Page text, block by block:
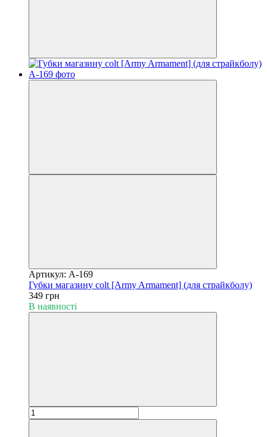
Артикул: A-169
Губки магазину colt [Army Armament] (для страйкболу)
349 грн
В наявності